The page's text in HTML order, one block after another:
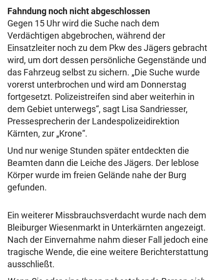
Fahndung noch nicht abgeschlossen
Gegen 15 Uhr wird die Suche nach dem
Verdächtigen abgebrochen, während der
Einsatzleiter noch zu dem Pkw des Jägers gebracht
wird, um dort dessen persönliche Gegenstände und
das Fahrzeug selbst zu sichern. „Die Suche wurde
vorerst unterbrochen und wird am Donnerstag
fortgesetzt. Polizeistreifen sind aber weiterhin in
dem Gebiet unterwegs“, sagt Lisa Sandriesser,
Pressesprecherin der Landespolizeidirektion
Kärnten, zur „Krone“.
Und nur wenige Stunden später entdeckten die
Beamten dann die Leiche des Jägers. Der leblose
Körper wurde im freien Gelände nahe der Burg
gefunden.
Ein weiterer Missbrauchsverdacht wurde nach dem
Bleiburger Wiesenmarkt in Unterkärnten angezeigt.
Nach der Einvernahme nahm dieser Fall jedoch eine
tragische Wende, die eine weitere Berichterstattung
ausschließt.